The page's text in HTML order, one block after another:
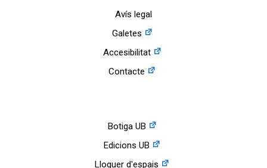
Avís legal
Galetes
Accesibilitat
Contacte
Botiga UB
Edicions UB
Lloguer d'espais